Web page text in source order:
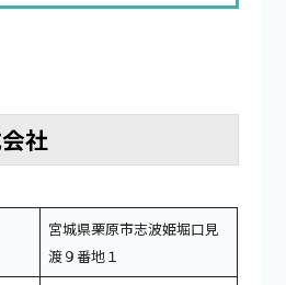
社
宮城県栗原市志波姫堀口見
渡９番地１